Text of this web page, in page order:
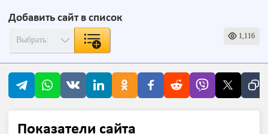
Добавить сайт в список
1,116
Показатели сайта